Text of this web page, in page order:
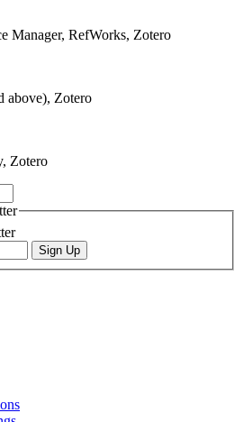
Manager, RefWorks, Zotero
above), Zotero
Zotero